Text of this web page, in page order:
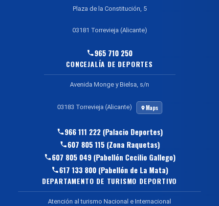
Plaza de la Constitución, 5
03181 Torrevieja (Alicante)
965 710 250
CONCEJALÍA DE DEPORTES
Avenida Monge y Bielsa, s/n
03183 Torrevieja (Alicante) Maps
966 111 222 (Palacio Deportes)
607 805 115 (Zona Raquetas)
607 805 049 (Pabellón Cecilio Gallego)
617 133 800 (Pabellón de La Mata)
DEPARTAMENTO DE TURISMO DEPORTIVO
Atención al turismo Nacional e Internacional